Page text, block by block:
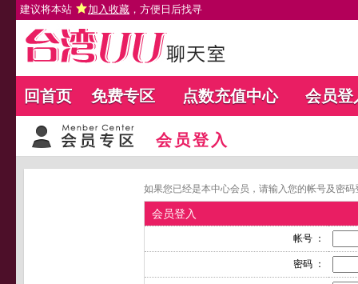
建议将本站 加入收藏 ，方便日后找寻
回首页 免费专区 点数充值中心 会员登
会员登入
如果您已经是本中心会员，请输入您的帐号及密
会员登入
帐号 ：
密码 ：